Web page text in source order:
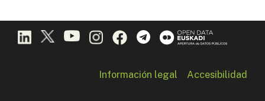
Información legal Accesibilidad